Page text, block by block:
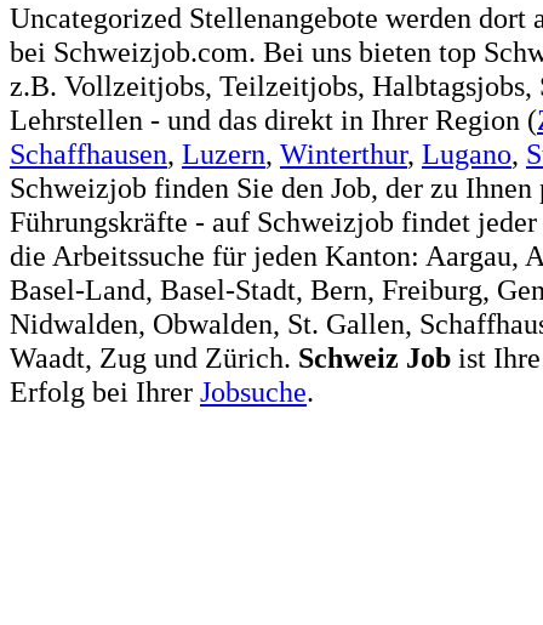
Uncategorized Stellenangebote werden dort
bei Schweizjob.com. Bei uns bieten top
z.B. Vollzeitjobs, Teilzeitjobs,
Lehrstellen - und das direkt in Ihrer Region (
Schaffhausen, Luzern, Winterthur, Lugano,
Schweizjob finden Sie den Job, der zu
Führungskräfte - auf Schweizjob findet
die Arbeitssuche für jeden Kanton: Aargau,
Basel-Land, Basel-Stadt, Bern, Freiburg,
Nidwalden, Obwalden, St. Gallen,
Waadt, Zug und Zürich. Schweiz Job ist
Erfolg bei Ihrer Jobsuche.